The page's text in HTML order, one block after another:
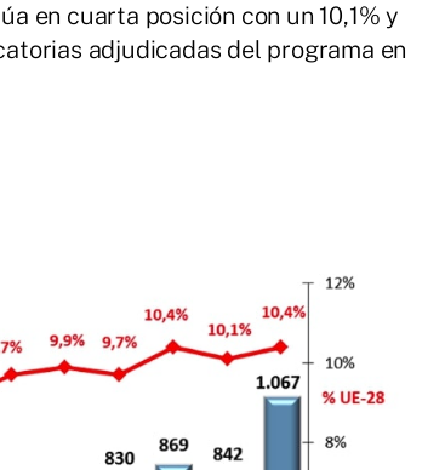
en cuarta posición con un 10,1% y
adjudicadas del programa en